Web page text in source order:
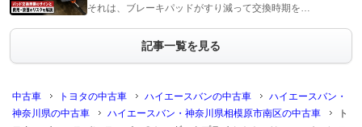
それは、ブレーキパッドがすり減って交換時期を…
記事一覧を見る
中古車 トヨタの中古車 ハイエースバンの中古車
ハイエースバン・
神奈川県の中古車
ハイエースバン・神奈川県相模原市南区の中古車
ト